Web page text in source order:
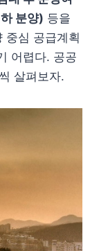
분양) 등을
중심 공급계획
어렵다. 공공
살펴보자.